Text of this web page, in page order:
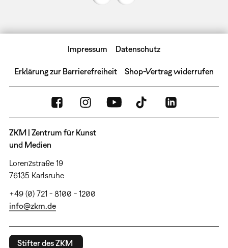
Impressum Datenschutz
Erklärung zur Barrierefreiheit Shop-Vertrag widerrufen
ZKM | Zentrum für Kunst
und Medien
Lorenzstraße 19
76135 Karlsruhe
+49 (0) 721 - 8100 - 1200
info@zkm.de
Stifter des ZKM